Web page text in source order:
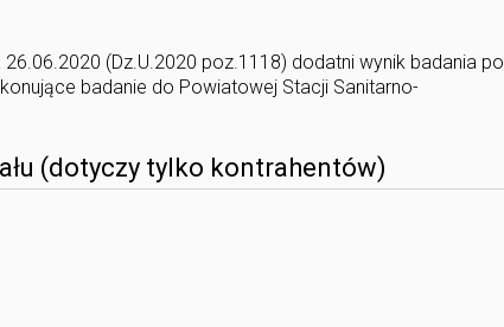
(Dz.U.2020 poz.1118) dodatni wynik badania
badanie do Powiatowej Stacji Sanitarno-
(dotyczy tylko kontrahentów)